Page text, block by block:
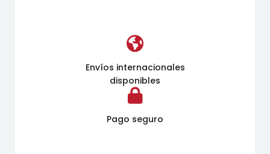
Envíos internacionales
disponibles
Pago seguro